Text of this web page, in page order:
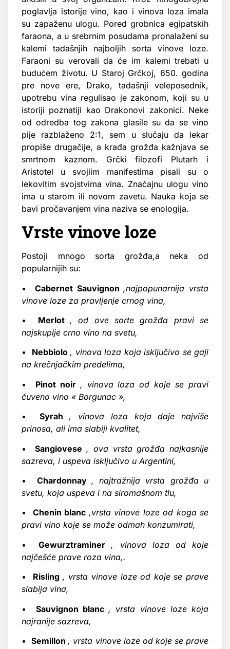
poglavlja istorije vino, kao i vinova loza imala
su zapaženu ulogu. Pored grobnica egipatskih
faraona, a u srebrnim posudama pronalaženi su
kalemi tadašnjih najboljih sorta vinove loze.
Faraoni su verovali da će im kalemi trebati u
budućem životu. U Staroj Grčkoj, 650. godina
pre nove ere, Drako, tadašnji veleposednik,
upotrebu vina regulisao je zakonom, koji su u
istoriji poznatiji kao Drakonovi zakonici. Neke
od odredba tog zakona glasile su da se vino
pije razblaženo 2:1, sem u slučaju da lekar
propiše drugačije, a krađa grožđa kažnjava se
smrtnom kaznom. Grčki filozofi Plutarh i
Aristotel u svojiim manifestima pisali su o
lekovitim svojstvima vina. Značajnu ulogu vino
ima u starom ili novom zavetu. Nauka koja se
bavi pročavanjem vina naziva se enologija.
Vrste vinove loze
Postoji mnogo sorta grožđa,a neka od
popularnijih su:
•Cabernet Sauvignon ,najpopunarnija vrsta
vinove loze za pravljenje crnog vina,
• Merlot, od ove sorte grožđa pravi se
najskuplje crno vino na svetu,
• Nebbiolo, vinova loza koja isključivo se gaji
na krečnjačkim predelima,
• Pinot noir , vinova loza od koje se pravi
čuveno vino « Borgunac »,
• Syrah, vinova loza koja daje najviše
prinosa, ali ima slabiji kvalitet,
•Sangiovese , ova vrsta grožđa najkasnije
sazreva, i uspeva isključivo u Argentini,
• Chardonnay , najtražnija vrsta grožđa u
svetu, koja uspeva i na siromašnom tlu,
• Chenin blanc ,vrsta vinove loze od koga se
pravi vino koje se može odmah konzumirati,
•Gewurztraminer , vinova loza od koje
najčešće prave roza vina,.
• Risling , vrsta vinove loze od koje se prave
slabija vina,
• Sauvignon blanc , vrsta vinove loze koja
najranije sazreva,
•Semillon , vrsta vinove loze od koje se prave